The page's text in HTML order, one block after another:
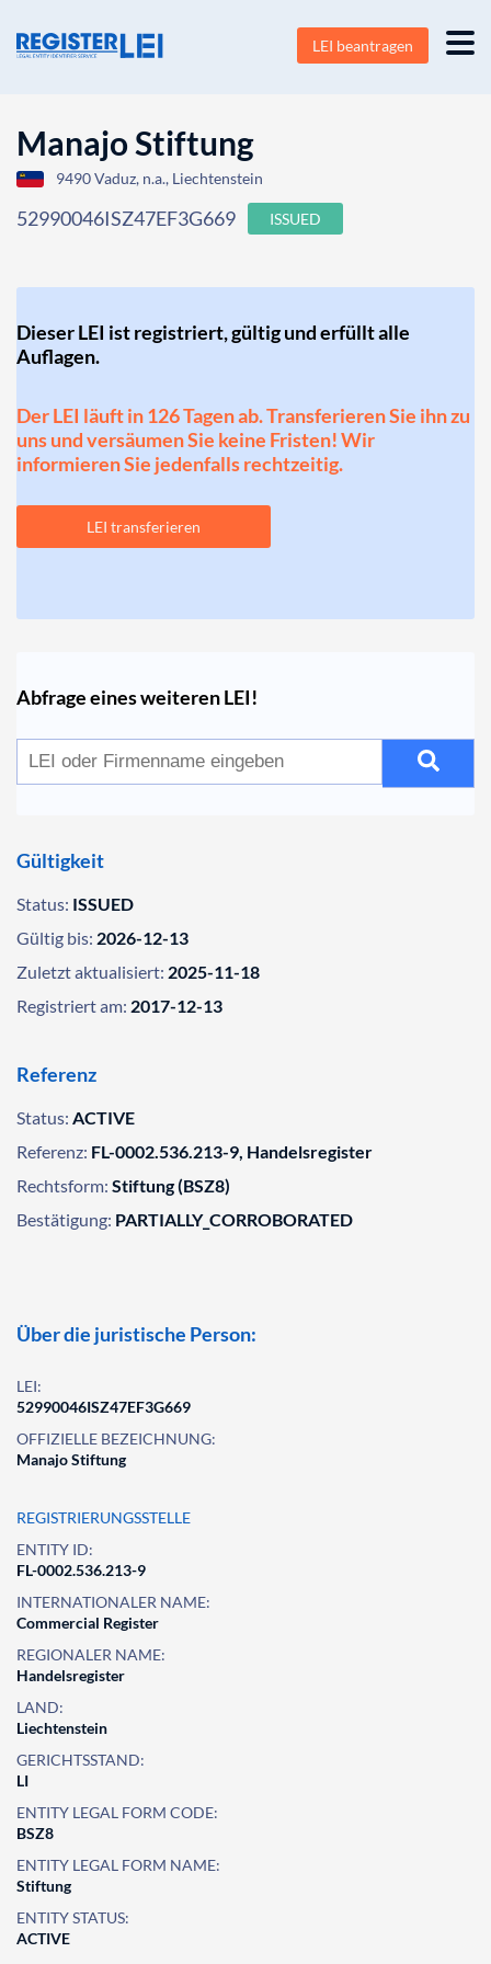
LEI beantragen
Manajo Stiftung
9490 Vaduz, n.a., Liechtenstein
52990046ISZ47EF3G669 ISSUED
Dieser LEI ist registriert, gültig und erfüllt alle
Auflagen.
Der LEI läuft in 126 Tagen ab. Transferieren Sie ihn zu
uns und versäumen Sie keine Fristen! Wir
informieren Sie jedenfalls rechtzeitig.
LEI transferieren
Abfrage eines weiteren LEI!
Gültigkeit
Status: ISSUED
Gültig bis: 2026-12-13
Zuletzt aktualisiert: 2025-11-18
Registriert am: 2017-12-13
Referenz
Status: ACTIVE
Referenz: FL-0002.536.213-9, Handelsregister
Rechtsform: Stiftung (BSZ8)
Bestätigung: PARTIALLY_CORROBORATED
Über die juristische Person:
LEI:
52990046ISZ47EF3G669
OFFIZIELLE BEZEICHNUNG:
Manajo Stiftung
REGISTRIERUNGSSTELLE
ENTITY ID:
FL-0002.536.213-9
INTERNATIONALER NAME:
Commercial Register
REGIONALER NAME:
Handelsregister
LAND:
Liechtenstein
GERICHTSSTAND:
LI
ENTITY LEGAL FORM CODE:
BSZ8
ENTITY LEGAL FORM NAME:
Stiftung
ENTITY STATUS:
ACTIVE